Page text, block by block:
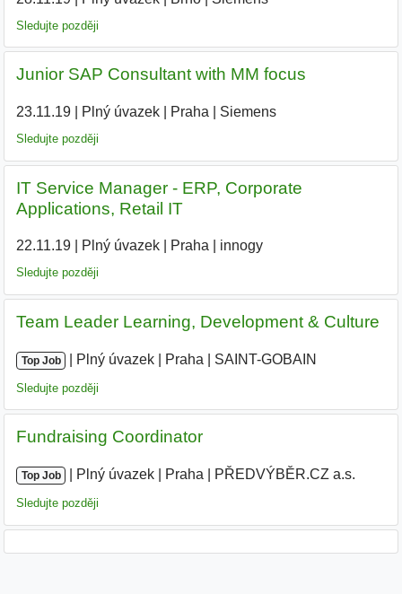
Sledujte později
Junior SAP Consultant with MM focus
23.11.19| Plný úvazek| Praha Siemens|
Sledujte později
IT Service Manager - ERP, Corporate
Applications, Retail IT
22.11.19| Plný úvazek| Praha innogy|
Sledujte později
Team Leader Learning, Development & Culture
Top Job Plný úvazek Praha SAINT-GOBAIN
Sledujte později
Fundraising Coordinator
Top Job Plný úvazek Praha PŘEDVÝBĚR.CZ a.s.
Sledujte později